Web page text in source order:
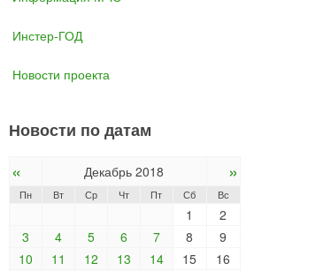
Инстер-ГОД
Новости проекта
Новости по датам
« Декабрь 2018 »
Пн Вт Ср Чт Пт Сб Вс
1
2
3
4 5 6 7 8
9
10
11 12 13 14 15
16